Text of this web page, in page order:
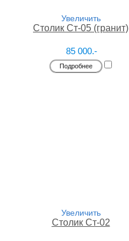
Увеличить
Столик Ст-05 (гранит)
85 000.-
Подробнее
Увеличить
Столик Ст-02